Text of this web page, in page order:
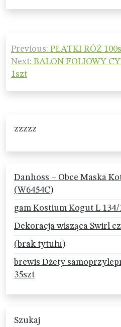
wpisu
Previous: PŁATKI RÓŻ
Next: BALON FOLIOWY
1szt
zzzzz
Danhoss – Obce Maska
(W6454C)
gam Kostium Kogut L 134/
Dekoracja wisząca Swirl
(brak tytułu)
brewis Dżety
35szt
Szukaj